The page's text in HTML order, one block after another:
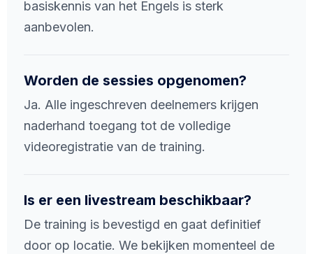
basiskennis van het Engels is sterk
aanbevolen.
Worden de sessies opgenomen?
Ja. Alle ingeschreven deelnemers krijgen
naderhand toegang tot de volledige
videoregistratie van de training.
Is er een livestream beschikbaar?
De training is bevestigd en gaat definitief
door op locatie. We bekijken momenteel de